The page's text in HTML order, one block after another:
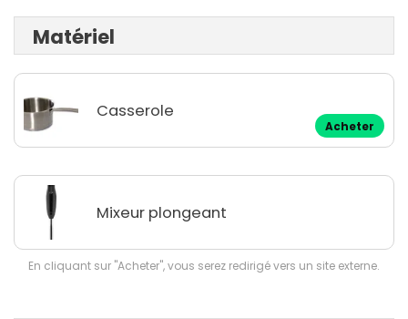
Matériel
Casserole
Acheter
Mixeur plongeant
En cliquant sur "Acheter", vous serez redirigé vers un site externe.